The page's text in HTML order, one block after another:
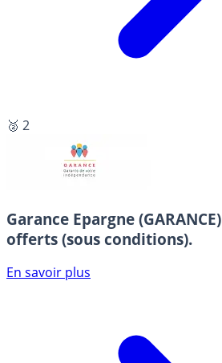
🥈 2
Garance Epargne (GARANCE)
offerts (sous conditions).
En savoir plus